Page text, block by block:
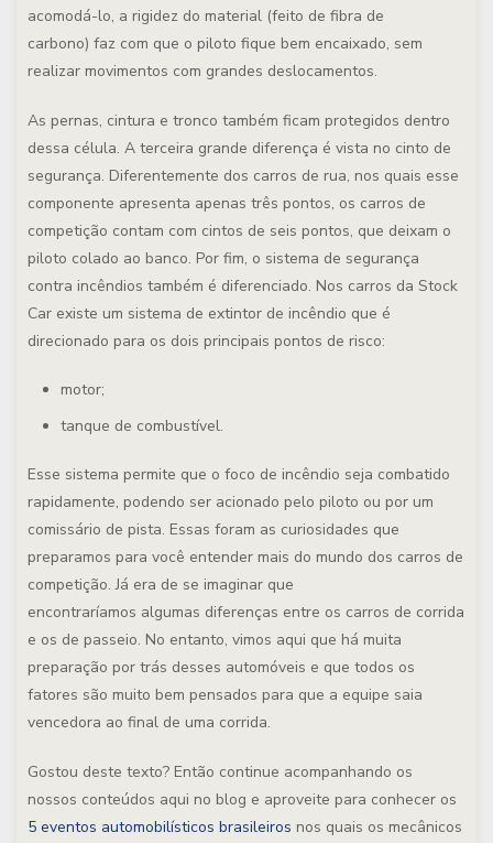
acomodá-lo, a rigidez do material (feito de fibra de
carbono) faz com que o piloto fique bem encaixado, sem
realizar movimentos com grandes deslocamentos.
As pernas, cintura e tronco também ficam protegidos dentro
dessa célula. A terceira grande diferença é vista no cinto de
segurança. Diferentemente dos carros de rua, nos quais esse
componente apresenta apenas três pontos, os carros de
competição contam com cintos de seis pontos, que deixam o
piloto colado ao banco. Por fim, o sistema de segurança
contra incêndios também é diferenciado. Nos carros da Stock
Car existe um sistema de extintor de incêndio que é
direcionado para os dois principais pontos de risco:
motor;
tanque de combustível.
Esse sistema permite que o foco de incêndio seja combatido
rapidamente, podendo ser acionado pelo piloto ou por um
comissário de pista. Essas foram as curiosidades que
preparamos para você entender mais do mundo dos carros de
competição. Já era de se imaginar que
encontraríamos algumas diferenças entre os carros de corrida
e os de passeio. No entanto, vimos aqui que há muita
preparação por trás desses automóveis e que todos os
fatores são muito bem pensados para que a equipe saia
vencedora ao final de uma corrida.
Gostou deste texto? Então continue acompanhando os
nossos conteúdos aqui no blog e aproveite para conhecer os
5 eventos automobilísticos brasileiros nos quais os mecânicos